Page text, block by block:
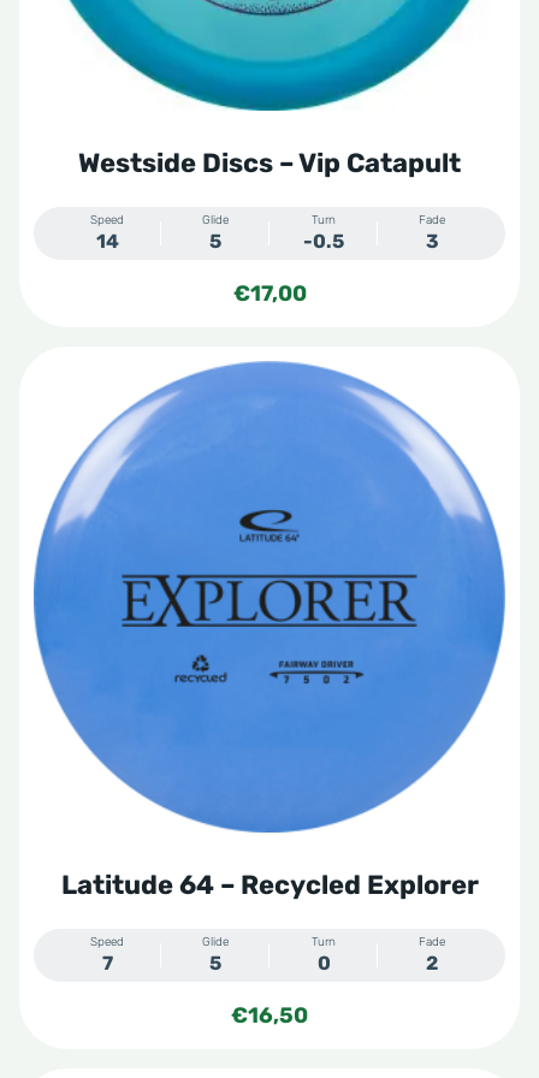
Westside Discs – Vip Catapult
Speed
14
Glide
5
Turn
-0.5
Fade
3
€17,00
Latitude 64 – Recycled Explorer
Speed
7
Glide
5
Turn
0
Fade
2
€16,50
heeft
meerdere
variaties.
Deze
optie
kan
gekozen
worden